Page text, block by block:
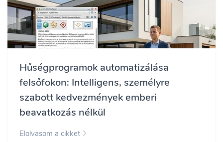
Hűségprogramok automatizálása
felsőfokon: Intelligens, személyre
szabott kedvezmények emberi
beavatkozás nélkül
Elolvasom a cikket